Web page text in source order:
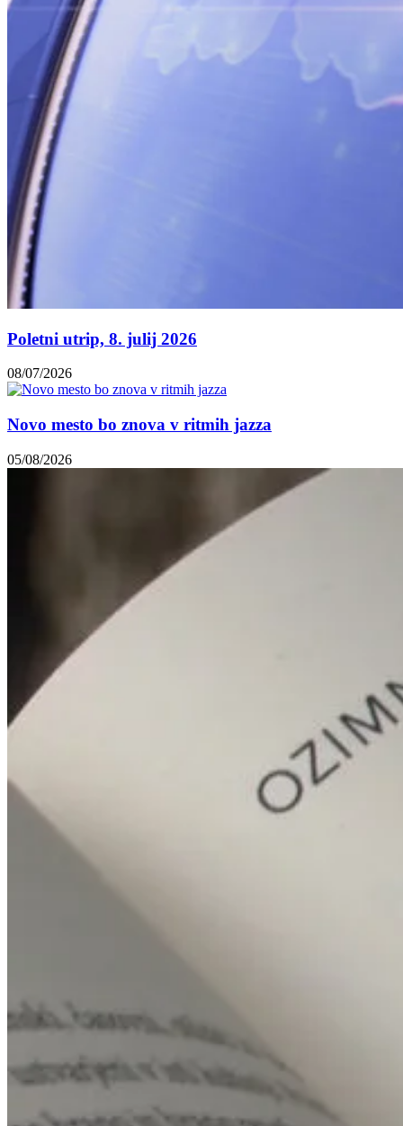
Poletni utrip, 8. julij 2026
08/07/2026
Novo mesto bo znova v ritmih jazza
05/08/2026